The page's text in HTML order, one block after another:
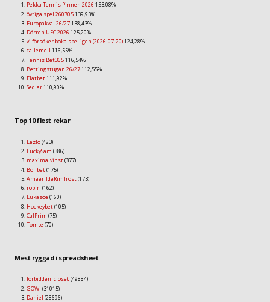
Pekka Tennis Pinnen 2026 153,08%
övriga spel 260705139,93%
Europakval 26/27138,43%
Dörren UFC 2026 125,20%
vi försöker boka spel igen (2026-07-20)124,28%
callemell 116,55%
Tennis Bet365116,54%
Bettingstugan 26/27112,55%
Flatbet111,92%
Sedlar110,90%
Top 10 flest rekar
Lazlo(423)
LuckySam (386)
maximalvinst(377)
Bollbet(175)
AmaerildeRimfrost(173)
robfri (162)
Lukasoe (160)
Hockeybet(105)
CalPrim (75)
Tomte (70)
Mest ryggad i spreadsheet
forbidden_closet(49884)
GOWI (31015)
Daniel (28696)